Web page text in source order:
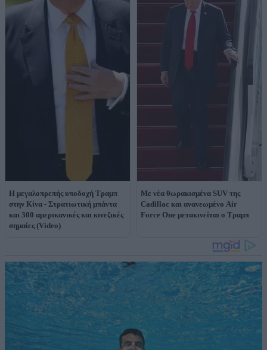
Η μεγαλοπρεπής υποδοχή Τραμπ
στην Κίνα - Στρατιωτική μπάντα
και 300 αμερικανικές και κινεζικές
σημαίες (Video)
Με νέα θωρακισμένα SUV της
Cadillac και ανανεωμένο Air
Force One μετακινείται ο Τραμπ